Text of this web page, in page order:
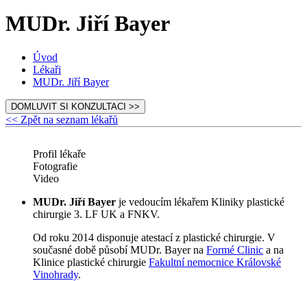
MUDr. Jiří Bayer
Úvod
Lékaři
MUDr. Jiří Bayer
DOMLUVIT SI KONZULTACI >>
<< Zpět na seznam lékařů
Profil lékaře
Fotografie
Video
MUDr. Jiří Bayer je vedoucím lékařem Kliniky plastické
chirurgie 3. LF UK a FNKV.
Od roku 2014 disponuje atestací z plastické chirurgie. V
současné době působí MUDr. Bayer na Formé Clinic a na
Klinice plastické chirurgie Fakultní nemocnice Královské
Vinohrady.